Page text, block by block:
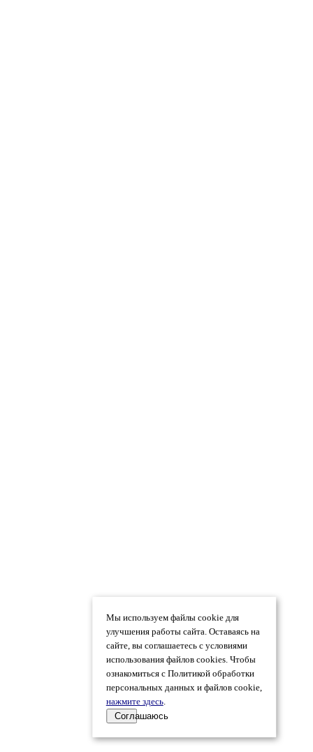
Мы используем файлы cookie для
улучшения работы сайта. Оставаясь на
сайте, вы соглашаетесь с условиями
использования файлов cookies. Чтобы
ознакомиться с Политикой обработки
персональных данных и файлов cookie,
нажмите здесь.
Соглашаюсь